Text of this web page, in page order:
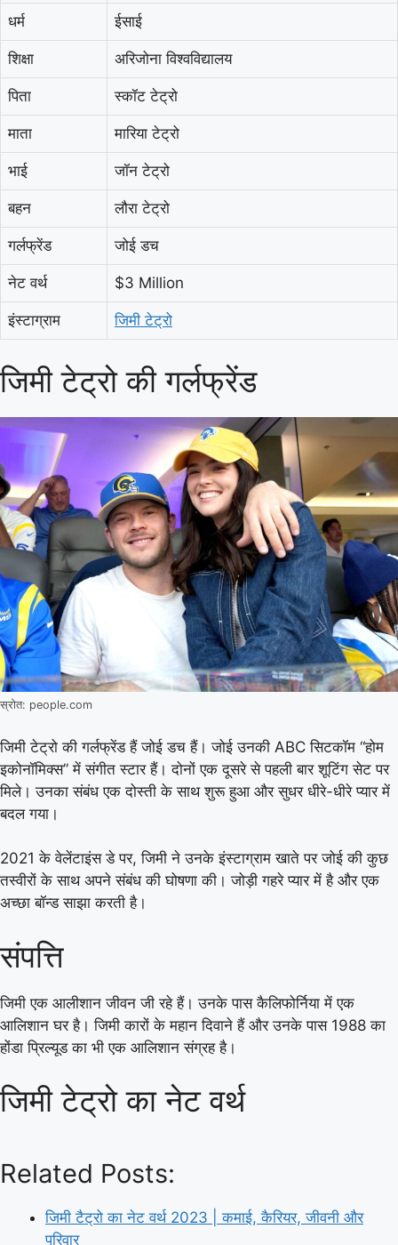
धर्म ईसाई
शिक्षा अरिजोना विश्वविद्यालय
पिता स्कॉट टेट्रो
माता मारिया टेट्रो
भाई जॉन टेट्रो
बहन लौरा टेट्रो
गर्लफ्रेंड जोई डच
नेट वर्थ $3 Million
इंस्टाग्राम जिमी टेट्रो
जिमी टेट्रो की गर्लफ्रेंड
स्रोत: people.com
जिमी टेट्रो की गर्लफ्रेंड हैं जोई डच हैं। जोई उनकी ABC सिटकॉम “होम
इकोनॉमिक्स” में संगीत स्टार हैं। दोनों एक दूसरे से पहली बार शूटिंग सेट पर
मिले। उनका संबंध एक दोस्ती के साथ शुरू हुआ और सुधर धीरे-धीरे प्यार में
बदल गया।
2021 के वेलेंटाइंस डे पर, जिमी ने उनके इंस्टाग्राम खाते पर जोई की कुछ
तस्वीरों के साथ अपने संबंध की घोषणा की। जोड़ी गहरे प्यार में है और एक
अच्छा बॉन्ड साझा करती है।
संपत्ति
जिमी एक आलीशान जीवन जी रहे हैं। उनके पास कैलिफोर्निया में एक
आलिशान घर है। जिमी कारों के महान दिवाने हैं और उनके पास 1988 का
होंडा प्रिल्यूड का भी एक आलिशान संग्रह है।
जिमी टेट्रो का नेट वर्थ
Related Posts:
जिमी टैट्रो का नेट वर्थ 2023 | कमाई, कैरियर, जीवनी और
परिवार